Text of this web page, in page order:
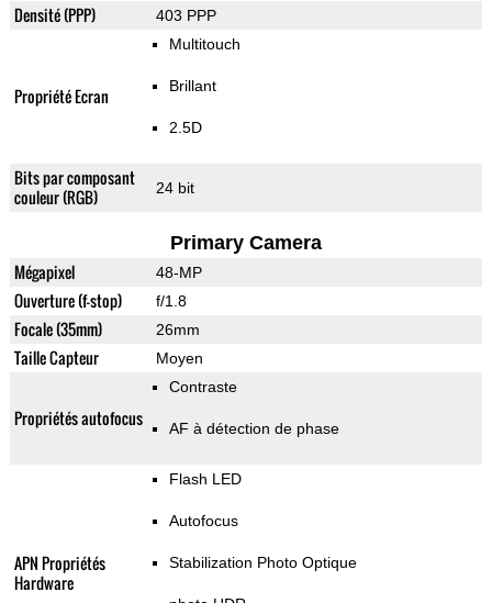
Densité (PPP) 403 PPP
Propriété Ecran
Multitouch
Brillant
2.5D
Bits par composant
couleur (RGB)
24 bit
Primary Camera
Mégapixel 48-MP
Ouverture (f-stop) f/1.8
Focale (35mm) 26mm
Taille Capteur Moyen
Propriétés autofocus
Contraste
AF à détection de phase
APN Propriétés
Hardware
Flash LED
Autofocus
Stabilization Photo Optique